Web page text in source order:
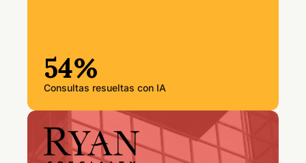
54%
Consultas resueltas con IA